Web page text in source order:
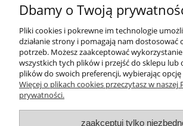
do koszyka
Pomoc
Dbamy o Twoją
Pliki cookies i pokrewne im technologie
działanie strony i pomagają nam dostosować
potrzeb. Możesz zaakceptować
wszystkich tych plików i przejść do sklepu lub
plików do swoich preferencji, wybierając
Więcej o plikach cookies przeczytasz w naszej
prywatności.
zaakceptuj tylko